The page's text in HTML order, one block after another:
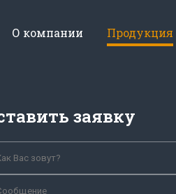
О компании Продукция
заявку